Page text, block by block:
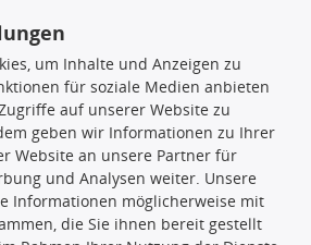
die gesamte Datenbank dürfen
um Inhalte und Anzeigen zu
für soziale Medien anbieten
auf unserer Website zu
geben wir Informationen zu Ihrer
Website an unsere Partner für
und Analysen weiter. Unsere
Informationen möglicherweise mit
die Sie ihnen bereit gestellt